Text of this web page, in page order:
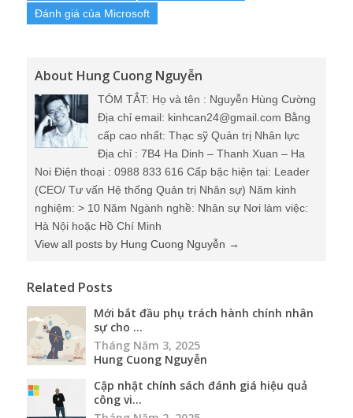
Đánh giá của Microsoft
About Hung Cuong Nguyễn
TÓM TẮT: Họ và tên : Nguyễn Hùng Cường
Địa chỉ email: kinhcan24@gmail.com Bằng
cấp cao nhất: Thạc sỹ Quản trị Nhân lực
Địa chỉ : 7B4 Ha Dinh – Thanh Xuan – Ha
Noi Điện thoại : 0988 833 616 Cấp bậc hiện tại: Leader
(CEO/ Tư vấn Hệ thống Quản trị Nhân sự) Năm kinh
nghiệm: > 10 Năm Ngành nghề: Nhân sự Nơi làm việc:
Hà Nội hoặc Hồ Chí Minh
View all posts by Hung Cuong Nguyễn →
Related Posts
Mới bắt đầu phụ trách hành chính nhân
sự cho ...
Tháng Năm 3, 2025
Hung Cuong Nguyễn
Cập nhật chính sách đánh giá hiệu quả
công vi...